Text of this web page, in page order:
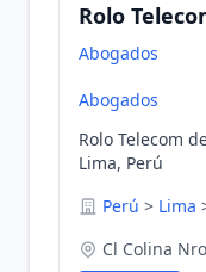
Rolo
Abogados
Abogados
Rolo Telecom
Lima, Perú
Perú > Lima
Cl Colina